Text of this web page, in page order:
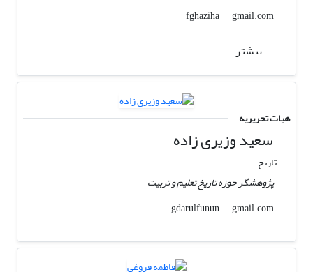
fghaziha
gmail.com
بیشتر
هیات تحریریه
سعید وزیری زاده
تاریخ
پژوهشگر حوزه تاریخ تعلیم و تربیت
gdarulfunun
gmail.com